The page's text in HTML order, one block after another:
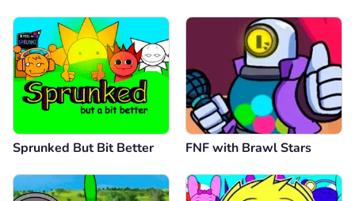
Sprunked But Bit Better FNF with Brawl Stars